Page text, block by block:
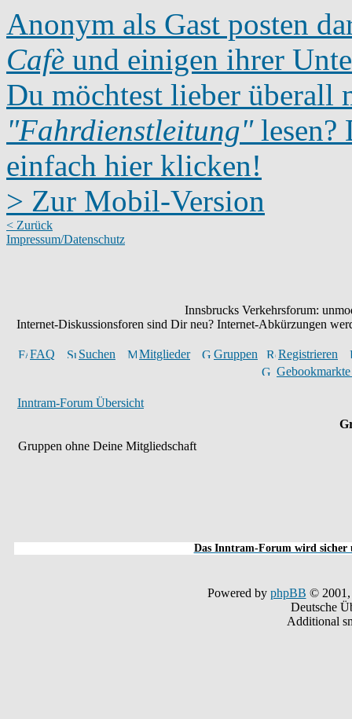
Anonym als Gast posten
Cafè und einigen ihrer
Du möchtest lieber überall
"Fahrdienstleitung"lesen?
einfach hier klicken!
> Zur Mobil-Version
< Zurück
Impressum/Datenschutz
Innsbrucks Verkehrsforum:
Internet-Diskussionsforen sind Dir neu? Internet-Abkürzungen
FAQ Suchen Mitglieder Gruppen
Registrieren
Inntram-Forum Übersicht
Gruppen ohne Deine Mitgliedschaft
Das Inntram-Forum wird sicher
Powered by phpBB © 2001,
Deutsche
Additional